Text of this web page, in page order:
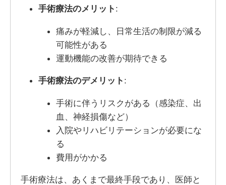
手術療法のメリット :
痛みが軽減し、日常生活の制限が減る
可能性がある
運動機能の改善が期待できる
手術療法のデメリット :
手術に伴うリスクがある（感染症、出
血、神経損傷など）
入院やリハビリテーションが必要にな
る
費用がかかる
手術療法は、あくまで最終手段であり、医師と